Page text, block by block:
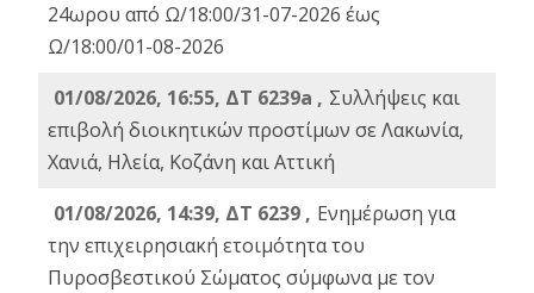
24ωρου από Ω/18:00/31-07-2026 έως
Ω/18:00/01-08-2026
01/08/2026, 16:55, ΔΤ 6239a , Συλλήψεις και
επιβολή διοικητικών προστίμων σε Λακωνία,
Χανιά, Ηλεία, Κοζάνη και Αττική
01/08/2026, 14:39, ΔΤ 6239 , Ενημέρωση για
την επιχειρησιακή ετοιμότητα του
Πυροσβεστικού Σώματος σύμφωνα με τον